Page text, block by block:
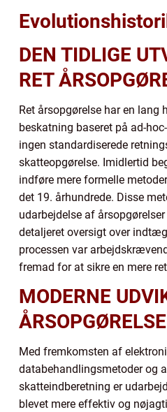
DEN TIDLIGE
RET
Ret årsopgørelse har en lang
beskatning baseret på ad-
ingen standardiserede
skatteopgørelse. Imidlertid
indføre mere formelle
det 19. århundrede. Disse
udarbejdelse af
detaljeret oversigt over
processen var
fremad for at sikre en mere
MODERNE
Med fremkomsten af
databehandlingsmetoder og
skatteindberetning er
blevet mere effektiv og